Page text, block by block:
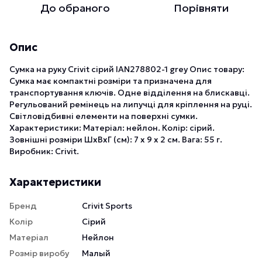
До обраного Порівняти
Опис
Сумка на руку Crivit сірий IAN278802-1 grey Опис товару:
Сумка має компактні розміри та призначена для
транспортування ключів. Одне відділення на блискавці.
Регульований ремінець на липучці для кріплення на руці.
Світловідбивні елементи на поверхні сумки.
Характеристики: Матеріал: нейлон. Колір: сірий.
Зовнішні розміри ШхВхГ (см): 7 x 9 х 2 см. Вага: 55 г.
Виробник: Crivit.
Характеристики
Бренд
Crivit Sports
Колір
Сірий
Матеріал
Нейлон
Розмір виробу
Малый